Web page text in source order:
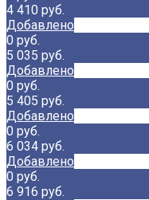
4 410 руб.
Добавлено
0 руб.
5 035 руб.
Добавлено
0 руб.
5 405 руб.
Добавлено
0 руб.
6 034 руб.
Добавлено
0 руб.
6 916 руб.